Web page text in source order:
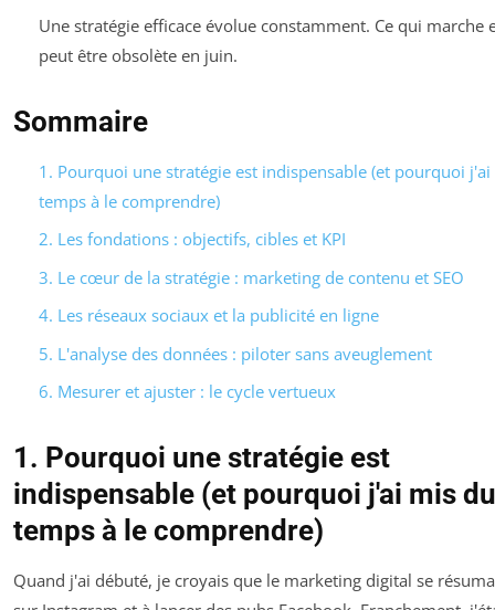
Une stratégie efficace évolue constamment. Ce qui marche
peut être obsolète en juin.
Sommaire
1. Pourquoi une stratégie est indispensable (et pourquoi
temps à le comprendre)
2. Les fondations : objectifs, cibles et KPI
3. Le cœur de la stratégie : marketing de contenu et SEO
4. Les réseaux sociaux et la publicité en ligne
5. L'analyse des données : piloter sans aveuglement
6. Mesurer et ajuster : le cycle vertueux
1. Pourquoi une stratégie est
indispensable (et pourquoi j'ai mis du
temps à le comprendre)
Quand j'ai débuté, je croyais que le marketing digital se